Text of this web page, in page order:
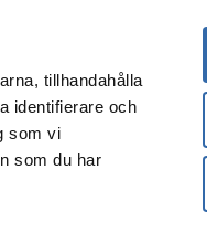
tillhandahålla
identifierare och
som vi
som du har
oss